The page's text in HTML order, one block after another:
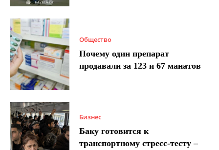
Общество
Почему один препарат
продавали за 123 и 67 манатов
Бизнес
Баку готовится к
транспортному стресс-тесту –